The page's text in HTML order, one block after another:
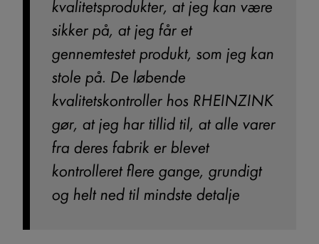
kvalitetsprodukter, at jeg kan være
sikker på, at jeg får et
gennemtestet produkt, som jeg kan
stole på. De løbende
kvalitetskontroller hos RHEINZINK
gør, at jeg har tillid til, at alle varer
fra deres fabrik er blevet
kontrolleret flere gange, grundigt
og helt ned til mindste detalje